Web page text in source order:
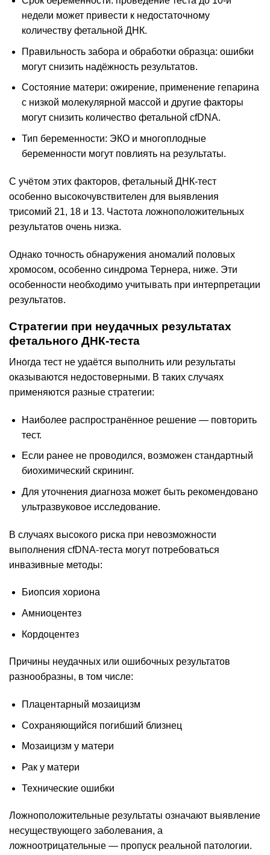
недели может привести к недостаточному
количеству фетальной ДНК.
Правильность забора и обработки образца: ошибки
могут снизить надёжность результатов.
Состояние матери: ожирение, применение гепарина
с низкой молекулярной массой и другие факторы
могут снизить количество фетальной cfDNA.
Тип беременности: ЭКО и многоплодные
беременности могут повлиять на результаты.
С учётом этих факторов, фетальный ДНК-тест
особенно высокочувствителен для выявления
трисомий 21, 18 и 13. Частота ложноположительных
результатов очень низка.
Однако точность обнаружения аномалий половых
хромосом, особенно синдрома Тернера, ниже. Эти
особенности необходимо учитывать при интерпретации
результатов.
Стратегии при неудачных результатах
фетального ДНК-теста
Иногда тест не удаётся выполнить или результаты
оказываются недостоверными. В таких случаях
применяются разные стратегии:
Наиболее распространённое решение — повторить
тест.
Если ранее не проводился, возможен стандартный
биохимический скрининг.
Для уточнения диагноза может быть рекомендовано
ультразвуковое исследование.
В случаях высокого риска при невозможности
выполнения cfDNA-теста могут потребоваться
инвазивные методы:
Биопсия хориона
Амниоцентез
Кордоцентез
Причины неудачных или ошибочных результатов
разнообразны, в том числе:
Плацентарный мозаицизм
Сохраняющийся погибший близнец
Мозаицизм у матери
Рак у матери
Технические ошибки
Ложноположительные результаты означают выявление
несуществующего заболевания, а
ложноотрицательные — пропуск реальной патологии.